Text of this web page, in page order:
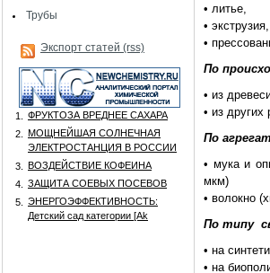
Трубы
Экспорт статей (rss)
1.
ФРУКТОЗА ВРЕДНЕЕ САХАРА
2.
МОЩНЕЙШАЯ СОЛНЕЧНАЯ
ЭЛЕКТРОСТАНЦИЯ В РОССИИ
3.
ВОЗДЕЙСТВИЕ КОФЕИНА
4.
ЗАЩИТА СОЕВЫХ ПОСЕВОВ
5.
ЭНЕРГОЭФФЕКТИВНОСТЬ:
Детский сад категории [Аk
• литье,
• экструзия,
•
По
• из
• из других
По
• мука и
мкм)
• волокно
По типу
• на
• на